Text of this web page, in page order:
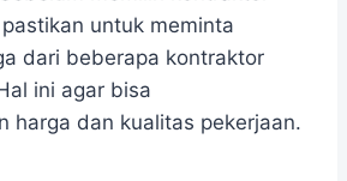
untuk meminta
dari beberapa kontraktor
ini agar bisa
harga dan kualitas pekerjaan.